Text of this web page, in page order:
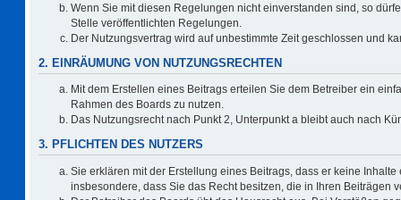
Wenn Sie mit diesen Regelungen nicht einverstanden sind, so
Stelle veröffentlichten Regelungen.
Der Nutzungsvertrag wird auf unbestimmte Zeit geschlossen und
2. EINRÄUMUNG VON NUTZUNGSRECHTEN
Mit dem Erstellen eines Beitrags erteilen Sie dem Betreiber ein
Rahmen des Boards zu nutzen.
Das Nutzungsrecht nach Punkt 2, Unterpunkt a bleibt auch nach
3. PFLICHTEN DES NUTZERS
Sie erklären mit der Erstellung eines Beitrags, dass er keine
insbesondere, dass Sie das Recht besitzen, die in Ihren Beiträgen